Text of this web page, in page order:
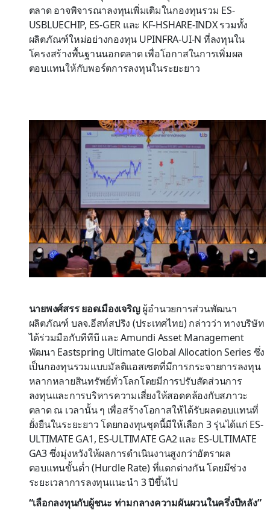
ตลาด อาจพิจารณาลงทุนเพิ่มเติมในกองทุนรวม ES-
USBLUECHIP, ES-GER และ KF-HSHARE-INDX รวมทั้ง
ผลิตภัณฑ์ใหม่อย่างกองทุน UPINFRA-UI-N ที่ลงทุนใน
โครงสร้างพื้นฐานนอกตลาด เพื่อโอกาสในการเพิ่มผล
ตอบแทนให้กับพอร์ตการลงทุนในระยะยาว
นายพงศ์สรร ยอดเมืองเจริญผู้อำนวยการส่วนพัฒนา
ผลิตภัณฑ์ บลจ.อีสท์สปริง (ประเทศไทย) กล่าวว่า ทางบริษัท
ได้ร่วมมือกับทีทีบี และ Amundi Asset Management
พัฒนา Eastspring Ultimate Global Allocation Series ซึ่ง
เป็นกองทุนรวมแบบมัลติแอสเซตที่มีการกระจายการลงทุน
หลากหลายสินทรัพย์ทั่วโลกโดยมีการปรับสัดส่วนการ
ลงทุนและการบริหารความเสี่ยงให้สอดคล้องกับสภาวะ
ตลาด ณ เวลานั้น ๆ เพื่อสร้างโอกาสให้ได้รับผลตอบแทนที่
ยั่งยืนในระยะยาว โดยกองทุนชุดนี้มีให้เลือก 3 รุ่นได้แก่ ES-
ULTIMATE GA1, ES-ULTIMATE GA2 และ ES-ULTIMATE
GA3 ซึ่งมุ่งหวังให้ผลการดำเนินงานสูงกว่าอัตราผล
ตอบแทนขั้นต่ำ (Hurdle Rate) ที่แตกต่างกัน โดยมีช่วง
ระยะเวลาการลงทุนแนะนำ 3 ปีขึ้นไป
“เลือกลงทุนกับผู้ชนะ ท่ามกลางความผันผวนในครึ่งปีหลัง”